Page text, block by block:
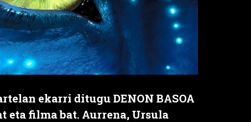
ekarri ditugu DENON BASOA
eta filma bat. Aurrena, Ursula